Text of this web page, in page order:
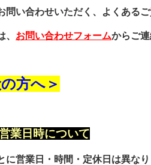
問い合わせいただく、よくある
、 お問い合わせフォームからご連
方へ＞
業日時について
に営業日・時間・定休日は異なり